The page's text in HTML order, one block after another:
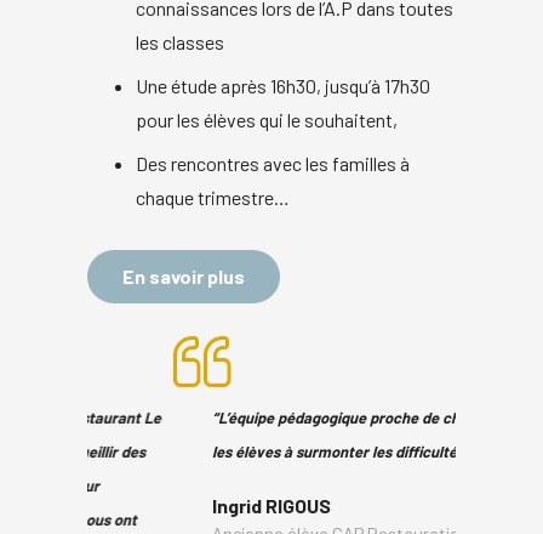
connaissances lors de l’A.P dans toutes
les classes
Une étude après 16h30, jusqu’à 17h30
pour les élèves qui le souhaitent,
Des rencontres avec les familles à
chaque trimestre…
En savoir plus
“L’équipe pédagogique proche de chacun, aide
les élèves à surmonter les difficultés”
Ingrid RIGOUS